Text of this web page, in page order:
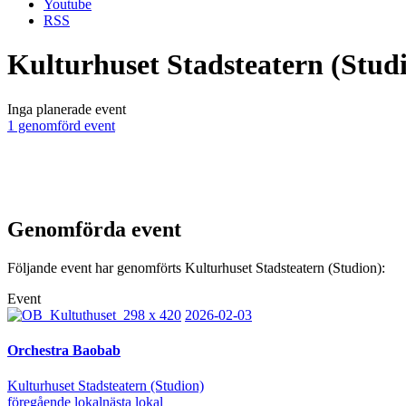
Youtube
RSS
Kulturhuset Stadsteatern
Inga planerade event
1 genomförd event
Genomförda event
Följande event har genomförts Kulturhuset Stadsteatern (Studion):
Event
2026-02-03
Orchestra Baobab
Kulturhuset Stadsteatern (Studion)
föregående lokalnästa lokal